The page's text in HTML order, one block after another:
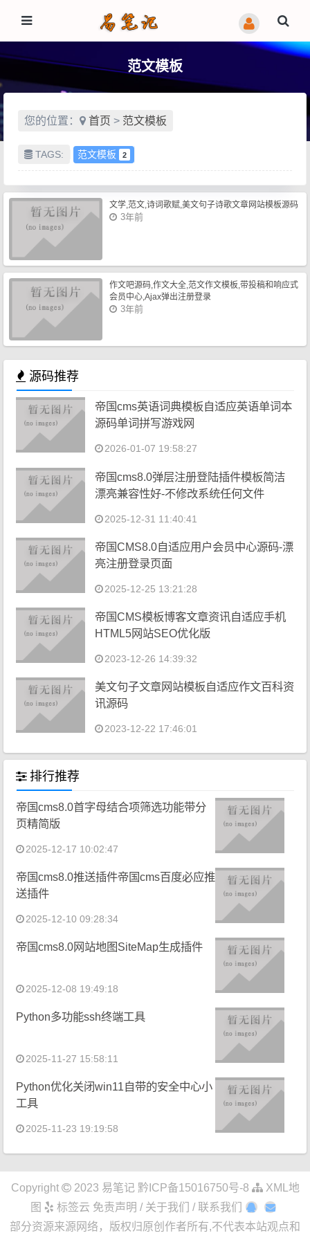
范文模板
您的位置： 首页 > 范文模板
TAGS: 范文模板 2
文学,范文,诗词歌赋,美文句子诗歌文章网站模板源码
3年前
作文吧源码,作文大全,范文作文模板,带投稿和响应式
会员中心,Ajax弹出注册登录
3年前
源码推荐
帝国cms英语词典模板自适应英语单词本
源码单词拼写游戏网
2026-01-07 19:58:27
帝国cms8.0弹层注册登陆插件模板简洁
漂亮兼容性好-不修改系统任何文件
2025-12-31 11:40:41
帝国CMS8.0自适应用户会员中心源码-漂
亮注册登录页面
2025-12-25 13:21:28
帝国CMS模板博客文章资讯自适应手机
HTML5网站SEO优化版
2023-12-26 14:39:32
美文句子文章网站模板自适应作文百科资
讯源码
2023-12-22 17:46:01
排行推荐
帝国cms8.0首字母结合项筛选功能带分
页精简版
2025-12-17 10:02:47
帝国cms8.0推送插件帝国cms百度必应推
送插件
2025-12-10 09:28:34
帝国cms8.0网站地图SiteMap生成插件
2025-12-08 19:49:18
Python多功能ssh终端工具
2025-11-27 15:58:11
Python优化关闭win11自带的安全中心小
工具
2025-11-23 19:19:58
Copyright 2023 易笔记 黔ICP备15016750号-8
XML地
图
标签云 免责声明 / 关于我们 / 联系我们
部分资源来源网络，版权归原创作者所有,不代表本站观点和